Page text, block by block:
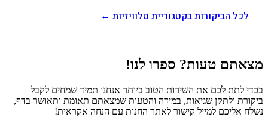
לכל הביקורות בקטגוריית טלוויזיות ←
מצאתם טעות? ספרו לנו!
בכדי לתת לכם את השירות הטוב ביותר אנחנו תמיד שמחים לקבל
ביקורת ולתקן שגיאות, במידה והטעות שמצאתם תאומת ותאושר בדף,
נשלח אליכם למייל קישור לאתר החנות עם הנחה אקראית!